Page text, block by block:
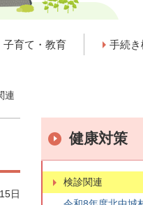
子育て・教育 手続
連
日
健康対策
検診関連